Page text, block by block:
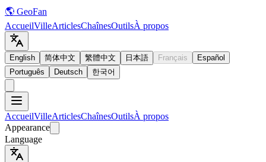
🌎 GeoFan
AccueilVilleArticlesChaînesOutilsÀ propos
English 简体中文 繁體中文 日本語 Français
Español
Português
Deutsch 한국어
AccueilVilleArticlesChaînesOutilsÀ propos
Appearance
Language